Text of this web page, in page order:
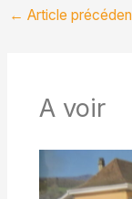
← Article
A voir